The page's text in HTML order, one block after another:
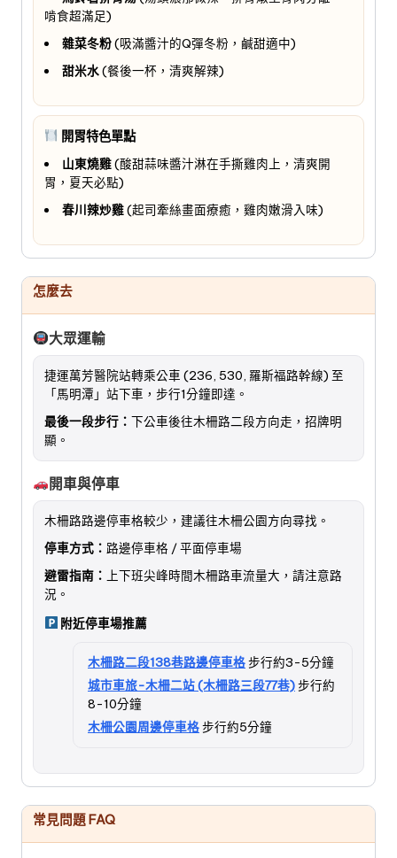
啃食超滿足)
雜菜冬粉(吸滿醬汁的Q彈冬粉，鹹甜適中)
甜米水(餐後一杯，清爽解辣)
開胃特色單點
山東燒雞(酸甜蒜味醬汁淋在手撕雞肉上，清爽開
胃，夏天必點)
春川辣炒雞(起司牽絲畫面療癒，雞肉嫩滑入味)
怎麼去
大眾運輸
捷運萬芳醫院站轉乘公車 (236, 530, 羅斯福路幹線) 至
「馬明潭」站下車，步行1分鐘即達。
最後一段步行： 下公車後往木柵路二段方向走，招牌明
顯。
開車與停車
木柵路路邊停車格較少，建議往木柵公園方向尋找。
停車方式： 路邊停車格 / 平面停車場
避雷指南：
上下班尖峰時間木柵路車流量大，請注意路
況。
附近停車場推薦
木柵路二段138巷路邊停車格步行約3-5分鐘
城市車旅-木柵二站 (木柵路三段77巷)步行約
8-10分鐘
木柵公園周邊停車格步行約5分鐘
常見問題 FAQ